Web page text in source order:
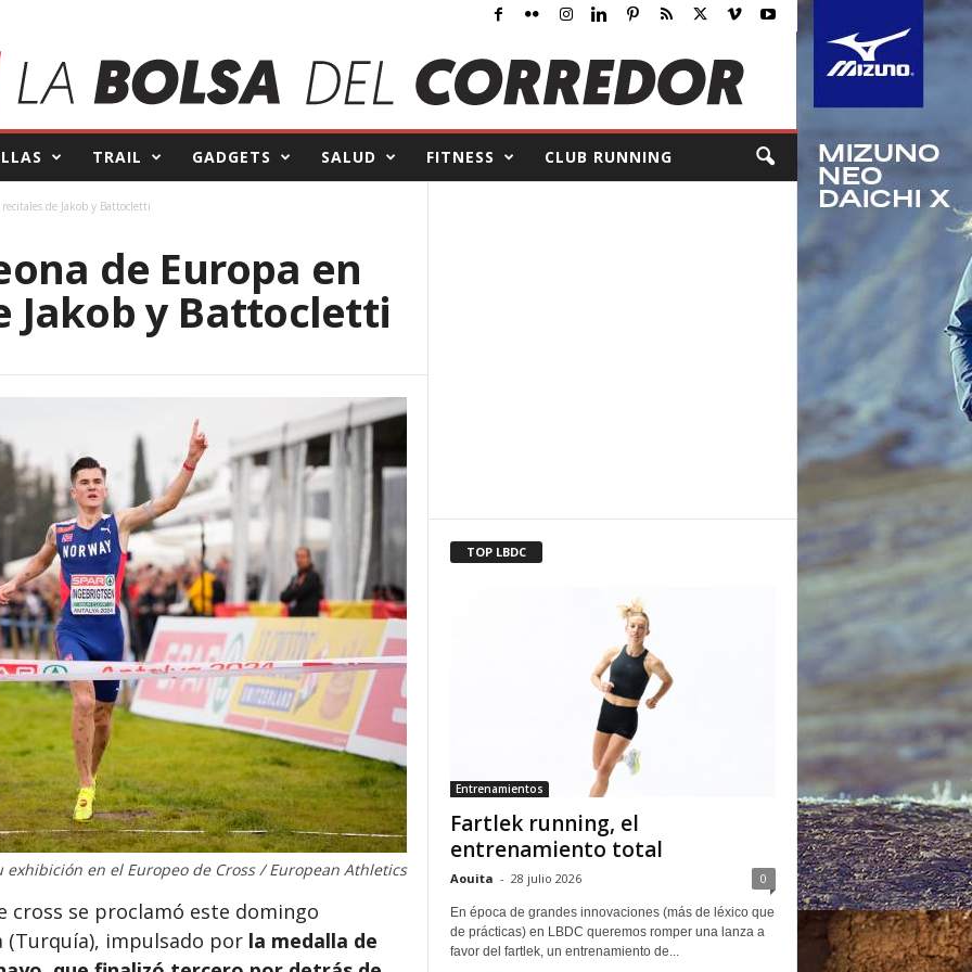
TRAIL GADGETS SALUD FITNESS CLUB RUNNING
de Jakob y Battocletti
de Europa en
Jakob y Battocletti
exhibición en el Europeo de Cross / European Athletics
cross se proclamó este domingo
(Turquía), impulsado por la medalla de
TOP LBDC
Entrenamientos
Fartlek running, el
entrenamiento total
Aouita - 28 julio 2026 0
En época de grandes innovaciones (más de léxico que
de prácticas) en LBDC queremos romper una lanza a
favor del fartlek, un entrenamiento de...